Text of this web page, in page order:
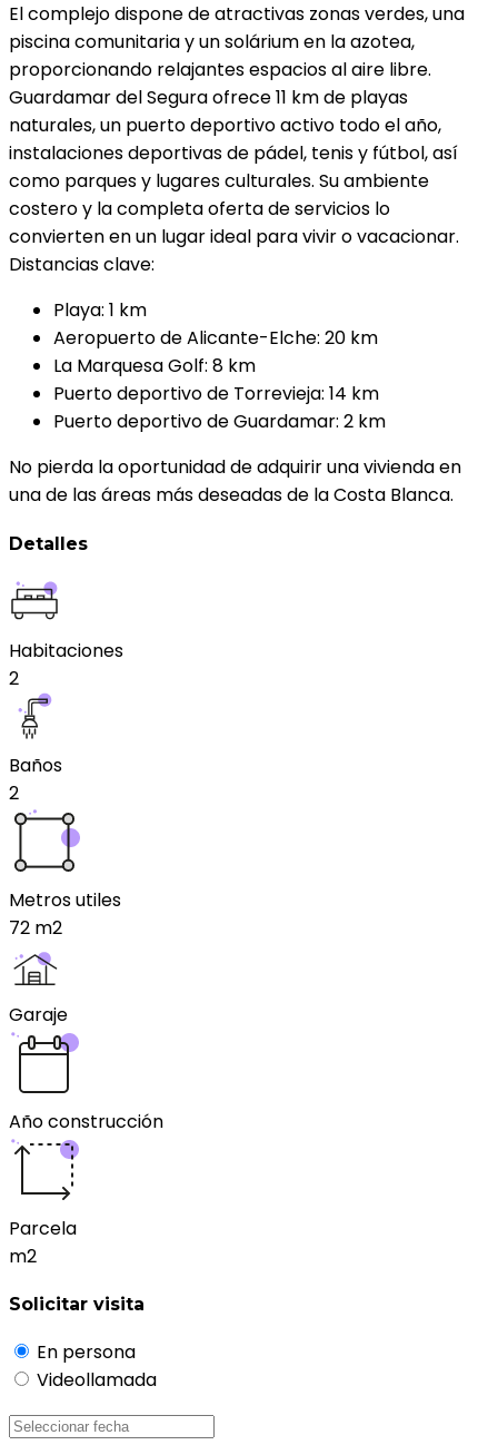
El complejo dispone de atractivas zonas verdes, una
piscina comunitaria y un solárium en la azotea,
proporcionando relajantes espacios al aire libre.
Guardamar del Segura ofrece 11 km de playas
naturales, un puerto deportivo activo todo el año,
instalaciones deportivas de pádel, tenis y fútbol, así
como parques y lugares culturales. Su ambiente
costero y la completa oferta de servicios lo
convierten en un lugar ideal para vivir o vacacionar.
Distancias clave:
Playa: 1 km
Aeropuerto de Alicante-Elche: 20 km
La Marquesa Golf: 8 km
Puerto deportivo de Torrevieja: 14 km
Puerto deportivo de Guardamar: 2 km
No pierda la oportunidad de adquirir una vivienda en
una de las áreas más deseadas de la Costa Blanca.
Detalles
Habitaciones
2
Baños
2
Metros utiles
72 m2
Garaje
Año construcción
Parcela
m2
Solicitar visita
En persona
Videollamada